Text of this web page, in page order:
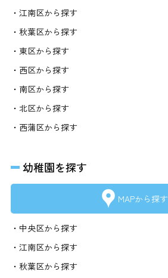
・江南区から探す
・秋葉区から探す
・東区から探す
・西区から探す
・南区から探す
・北区から探す
・西蒲区から探す
幼稚園を探す
MAPから探す
・中央区から探す
・江南区から探す
・秋葉区から探す